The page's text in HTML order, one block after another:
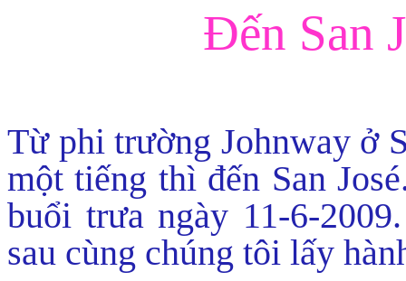
Đến San
Từ phi trường Johnway ở
một tiếng thì đến San
buổi trưa ngày 11-6-
sau cùng chúng tôi lấy